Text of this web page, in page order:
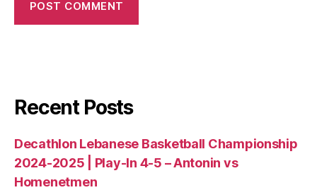
Recent Posts
Decathlon Lebanese Basketball Championship
2024-2025 | Play-In 4-5 – Antonin vs
Homenetmen